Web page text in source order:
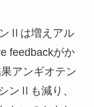
Ⅱは増えアル
feedbackがか
アンギオテン
ンⅡも減り、